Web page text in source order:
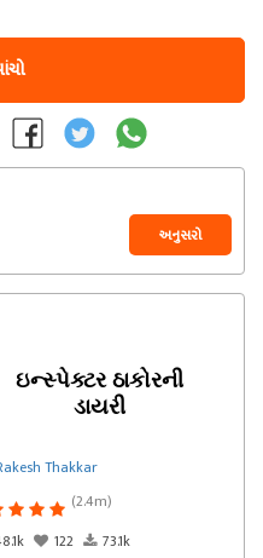
અનુસરો
ઇન્સ્પેક્ટર ઠાકોરની
ડાયરી
Rakesh Thakkar
(2.4m)
122 73.1k